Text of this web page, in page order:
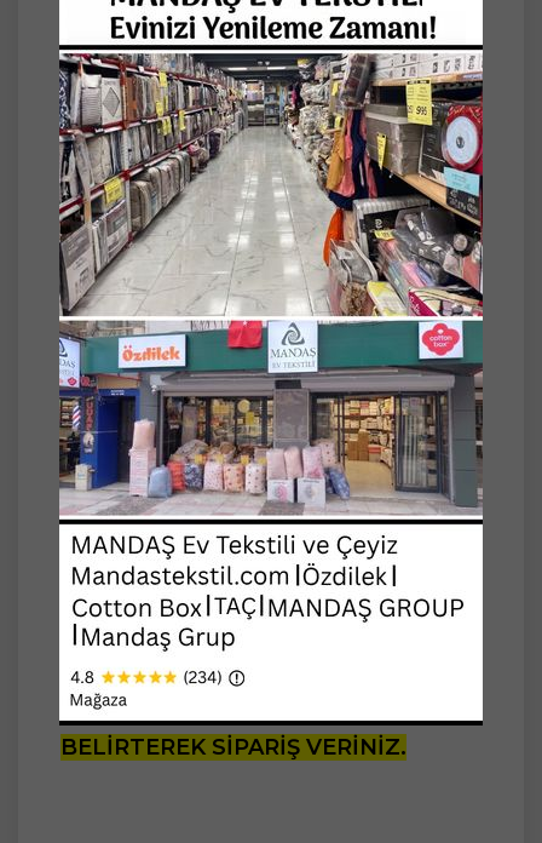
kollarını da örter.
Piyasadaki standart 3 lü çekyatlara göre
hazırlanmıştır.
Ürün çekme payı hesaplanarak
hazırlanmaktadır. Piyasanın gramajlı ve en
iyi dokunan ürünlerindendir.
İstediğiniz kadar adette sipariş
verebilirsiniz.
*Dört tarak ve kesme şeker desenlidir.
Stok durumuna göre gönderilecektir.
*Karışık renkli olan örtünün renkleri
farklılık gösterebilir.
Lütfen 30 derecede yıkayınız.
NOT: DEĞERLİ MÜŞTERİMİZ,
LÜTFEN İSTEDİĞİNİZ RENGİ
YUKARIDAKİ SEÇENEKLERDEN
BELİRTEREK SİPARİŞ VERİNİZ.